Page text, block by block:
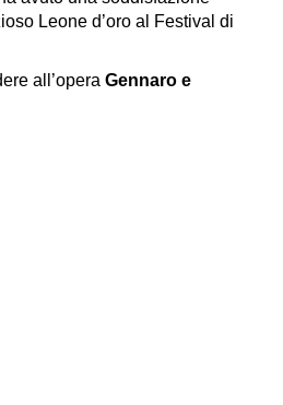
Leone d’oro al Festival di
all’opera Gennaro e